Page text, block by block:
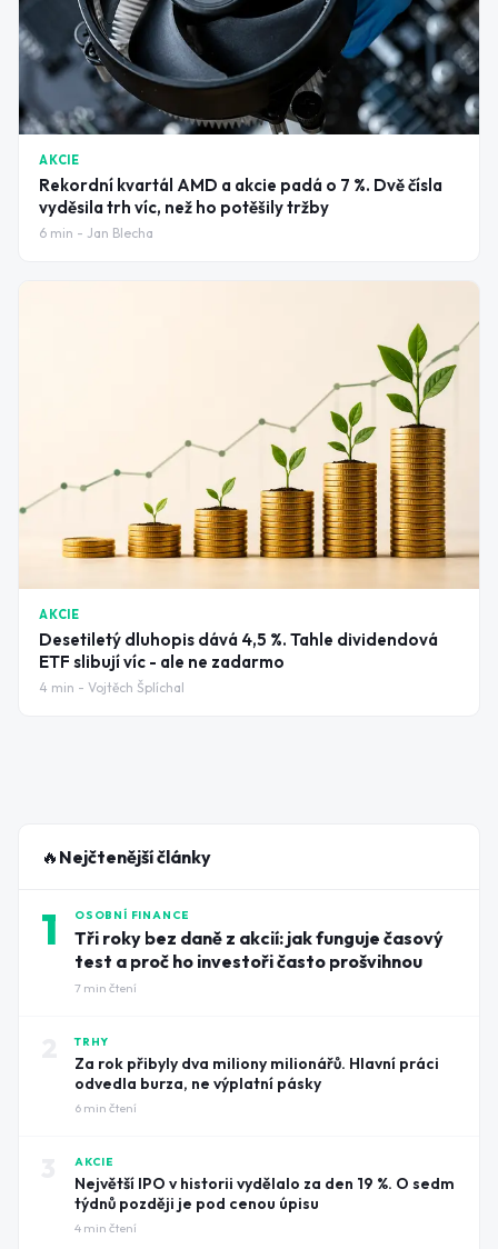
AKCIE
Rekordní kvartál AMD a akcie padá o 7 %. Dvě čísla
vyděsila trh víc, než ho potěšily tržby
6 min - Jan Blecha
AKCIE
Desetiletý dluhopis dává 4,5 %. Tahle dividendová
ETF slibují víc - ale ne zadarmo
4 min - Vojtěch Šplíchal
🔥 Nejčtenější články
1 OSOBNÍ FINANCE
Tři roky bez daně z akcií: jak funguje časový
test a proč ho investoři často prošvihnou
7 min čtení
TRHY
Za rok přibyly dva miliony milionářů. Hlavní práci
odvedla burza, ne výplatní pásky
6 min čtení
AKCIE
Největší IPO v historii vydělalo za den 19 %. O sedm
týdnů později je pod cenou úpisu
4 min čtení